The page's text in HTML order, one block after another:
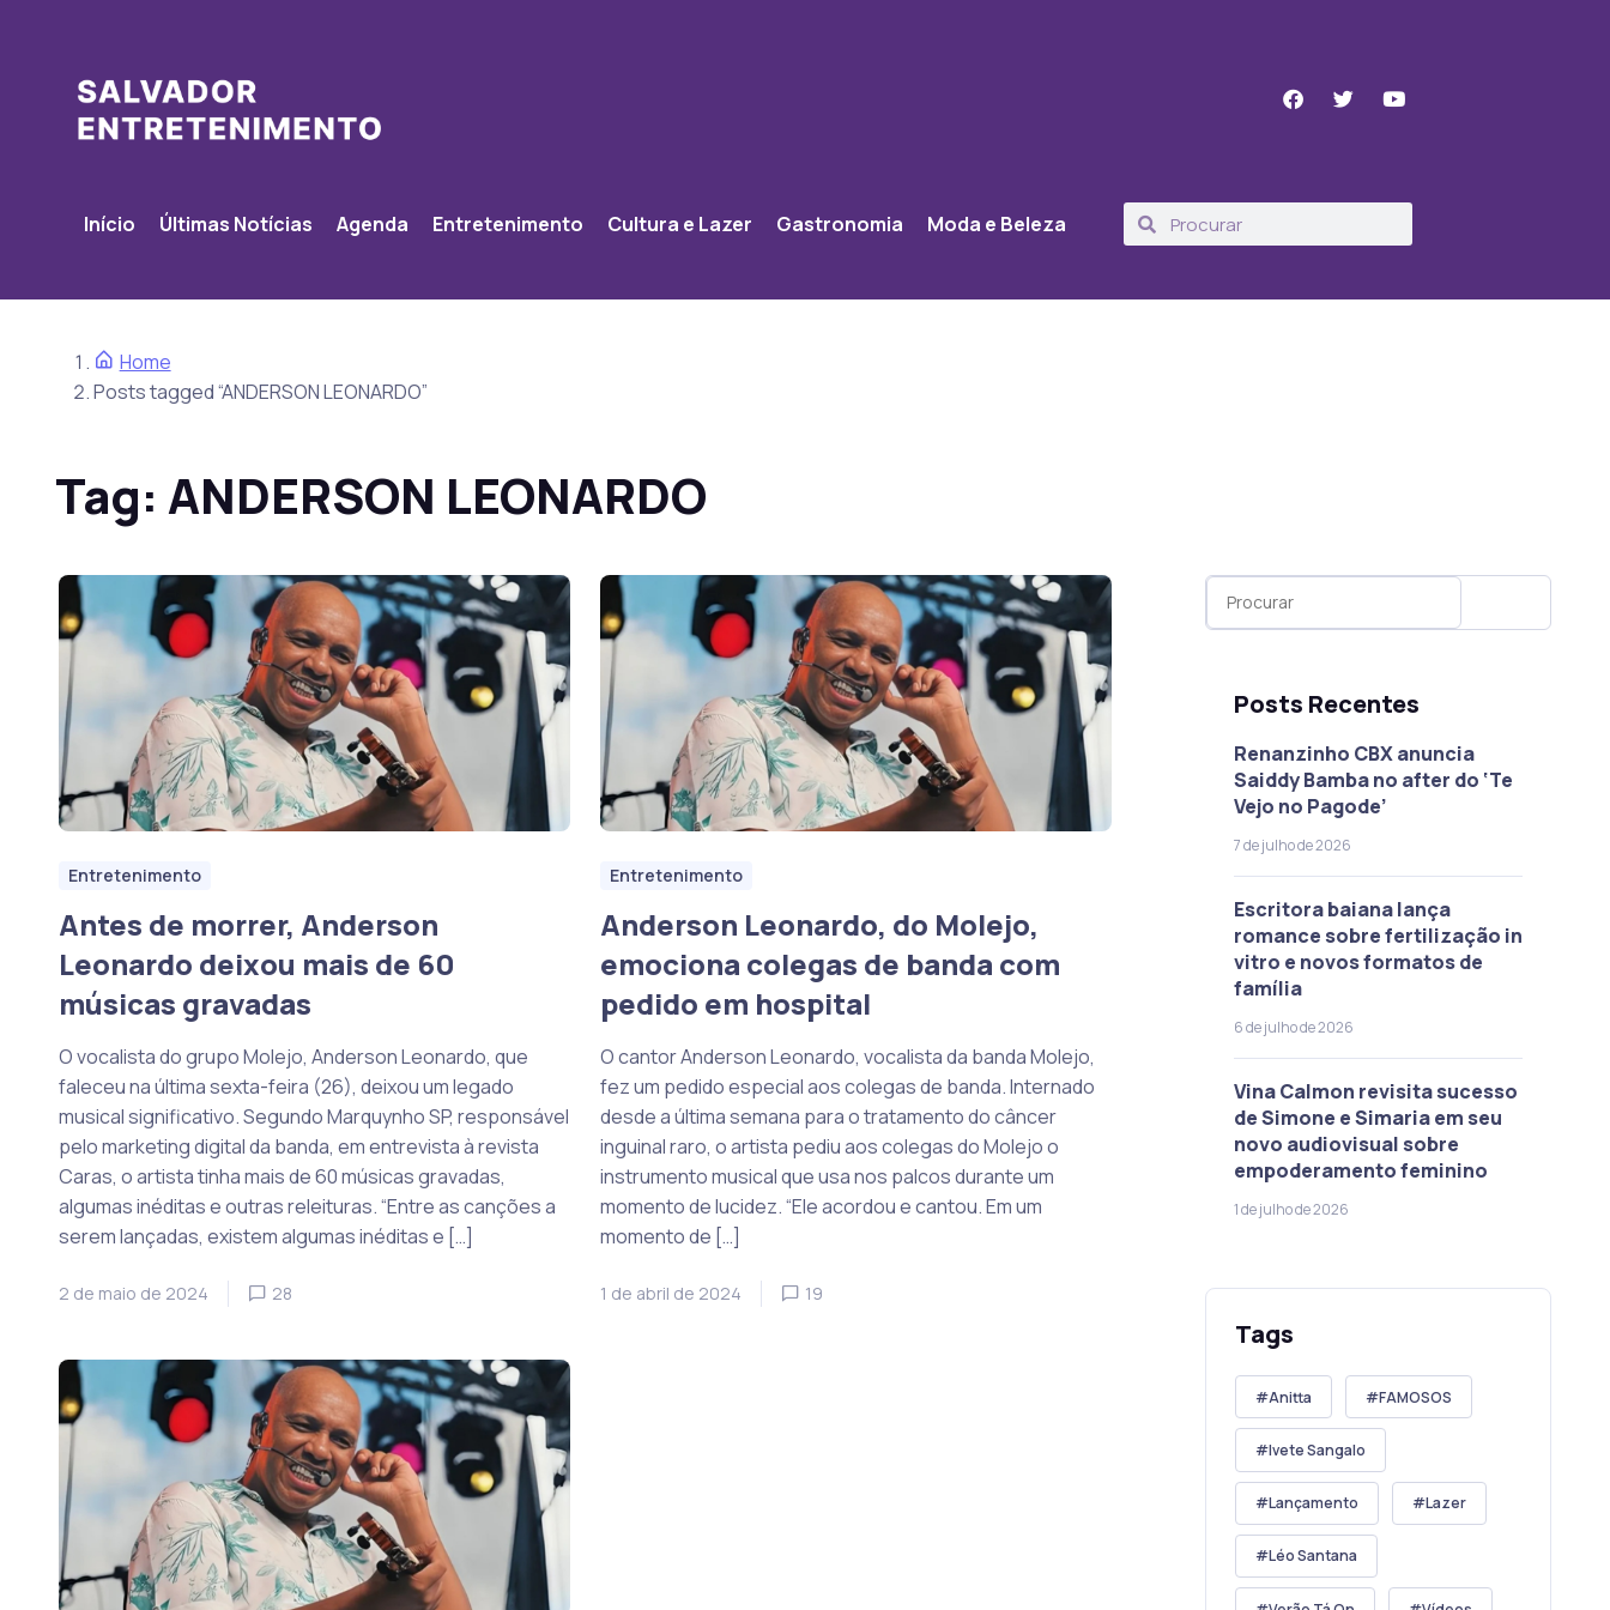
Início Últimas Notícias Agenda Entretenimento Cultura e Lazer Gastronomia Moda e Beleza
Home
Posts tagged “ANDERSON LEONARDO”
Tag: ANDERSON LEONARDO
Entretenimento
Antes de morrer, Anderson
Leonardo deixou mais de 60
músicas gravadas
O vocalista do grupo Molejo, Anderson Leonardo, que
faleceu na última sexta-feira (26), deixou um legado
musical significativo. Segundo Marquynho SP, responsável
pelo marketing digital da banda, em entrevista à revista
Caras, o artista tinha mais de 60 músicas gravadas,
algumas inéditas e outras releituras. “Entre as canções a
serem lançadas, existem algumas inéditas e […]
2 de maio de 2024 28
Entretenimento
Anderson Leonardo, do Molejo,
emociona colegas de banda com
pedido em hospital
O cantor Anderson Leonardo, vocalista da banda Molejo,
fez um pedido especial aos colegas de banda. Internado
desde a última semana para o tratamento do câncer
inguinal raro, o artista pediu aos colegas do Molejo o
instrumento musical que usa nos palcos durante um
momento de lucidez. “Ele acordou e cantou. Em um
momento de […]
1 de abril de 2024 19
Posts Recentes
Renanzinho CBX anuncia
Saiddy Bamba no after do ‘Te
Vejo no Pagode’
7 de julho de 2026
Escritora baiana lança
romance sobre fertilização in
vitro e novos formatos de
família
6 de julho de 2026
Vina Calmon revisita sucesso
de Simone e Simaria em seu
novo audiovisual sobre
empoderamento feminino
1 de julho de 2026
Tags
Anitta FAMOSOS
Ivete Sangalo
Lançamento Lazer
Léo Santana